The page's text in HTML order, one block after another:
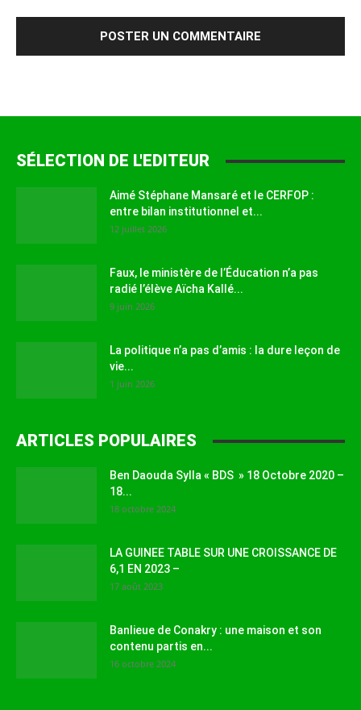
SÉLECTION DE L'EDITEUR
Aimé Stéphane Mansaré et le CERFOP :
entre bilan institutionnel et...
12 juillet 2026
Faux, le ministère de l’Éducation n’a pas
radié l’élève Aïcha Kallé...
9 juin 2026
La politique n’a pas d’amis : la dure leçon de
vie...
1 juin 2026
ARTICLES POPULAIRES
Ben Daouda Sylla « BDS » 18 Octobre 2020 –
18...
18 octobre 2024
LA GUINEE TABLE SUR UNE CROISSANCE DE
6,1 EN 2023 –
17 août 2023
Banlieue de Conakry : une maison et son
contenu partis en...
16 octobre 2024